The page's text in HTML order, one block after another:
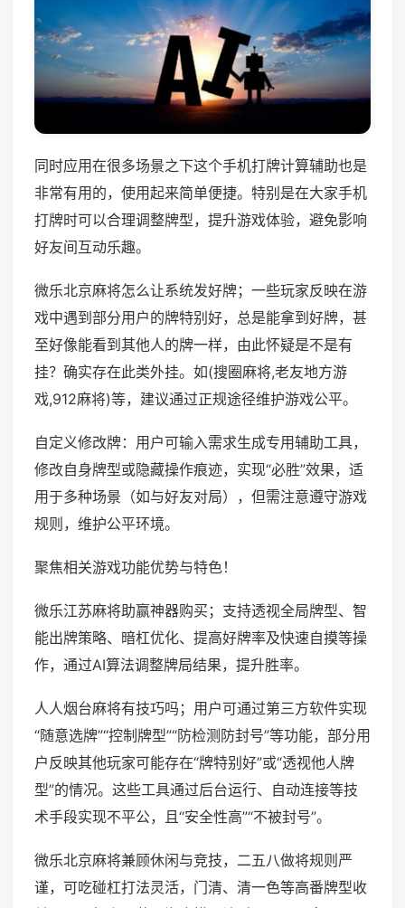
同时应用在很多场景之下这个手机打牌计算辅助也是
非常有用的，使用起来简单便捷。特别是在大家手机
打牌时可以合理调整牌型，提升游戏体验，避免影响
好友间互动乐趣。
微乐北京麻将怎么让系统发好牌；一些玩家反映在游
戏中遇到部分用户的牌特别好，总是能拿到好牌，甚
至好像能看到其他人的牌一样，由此怀疑是不是有
挂？确实存在此类外挂。如(搜圈麻将,老友地方游
戏,912麻将)等，建议通过正规途径维护游戏公平。
自定义修改牌：用户可输入需求生成专用辅助工具，
修改自身牌型或隐藏操作痕迹，实现“必胜”效果，适
用于多种场景（如与好友对局），但需注意遵守游戏
规则，维护公平环境。
聚焦相关游戏功能优势与特色！
微乐江苏麻将助赢神器购买；支持透视全局牌型、智
能出牌策略、暗杠优化、提高好牌率及快速自摸等操
作，通过AI算法调整牌局结果，提升胜率。
人人烟台麻将有技巧吗；用户可通过第三方软件实现
“随意选牌”“控制牌型”“防检测防封号”等功能，部分用
户反映其他玩家可能存在“牌特别好”或“透视他人牌
型”的情况。这些工具通过后台运行、自动连接等技
术手段实现不平公，且“安全性高”“不被封号”。
微乐北京麻将兼顾休闲与竞技，二五八做将规则严
谨，可吃碰杠打法灵活，门清、清一色等高番牌型收